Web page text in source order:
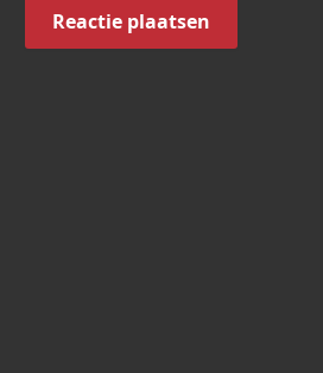
Reactie plaatsen